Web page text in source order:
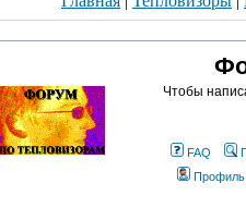
Чтобы
FAQ
Профиль